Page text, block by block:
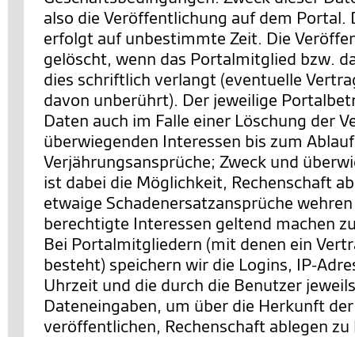
also die Veröffentlichung auf dem Portal.
erfolgt auf unbestimmte Zeit. Die
gelöscht, wenn das Portalmitglied bzw.
dies schriftlich verlangt (eventuelle
davon unberührt). Der jeweilige
Daten auch im Falle einer Löschung der
überwiegenden Interessen bis zum
Verjährungsansprüche; Zweck und
ist dabei die Möglichkeit, Rechenschaft
etwaige Schadenersatzansprüche
berechtigte Interessen geltend machen
Bei Portalmitgliedern (mit denen ein
besteht) speichern wir die Logins, IP-
Uhrzeit und die durch die Benutzer
Dateneingaben, um über die Herkunft
veröffentlichen, Rechenschaft ablegen zu